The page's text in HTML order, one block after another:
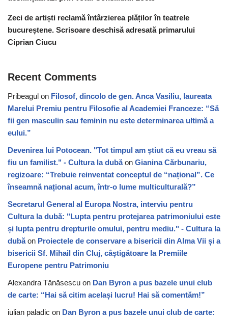
Zeci de artiști reclamă întârzierea plăților în teatrele
bucureștene. Scrisoare deschisă adresată primarului
Ciprian Ciucu
Recent Comments
Pribeagul on Filosof, dincolo de gen. Anca Vasiliu, laureata
Marelui Premiu pentru Filosofie al Academiei Franceze: “Să
fii gen masculin sau feminin nu este determinarea ultimă a
eului.”
Devenirea lui Potocean. "Tot timpul am știut că eu vreau să
fiu un familist." - Cultura la dubăon Gianina Cărbunariu,
regizoare: “Trebuie reinventat conceptul de “național”. Ce
înseamnă național acum, într-o lume multiculturală?”
Secretarul General al Europa Nostra, interviu pentru
Cultura la dubă: "Lupta pentru protejarea patrimoniului este
și lupta pentru drepturile omului, pentru mediu." - Cultura la
dubăon Proiectele de conservare a bisericii din Alma Vii și a
bisericii Sf. Mihail din Cluj, câștigătoare la Premiile
Europene pentru Patrimoniu
Alexandra Tănăsescu on Dan Byron a pus bazele unui club
de carte: “Hai să citim același lucru! Hai să comentăm!”
iulian paladic on Dan Byron a pus bazele unui club de carte: